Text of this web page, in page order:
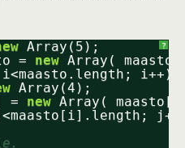
?
Array(5);
= new Array(
Array(4);
= new Array(